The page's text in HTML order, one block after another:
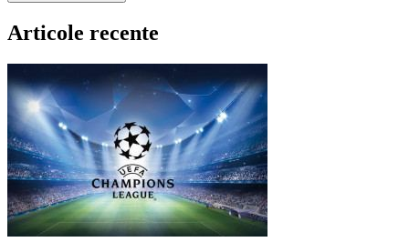
Articole recente